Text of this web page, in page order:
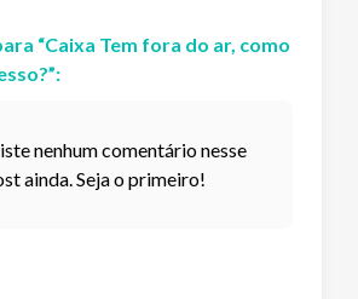
“Caixa Tem fora do ar, como
”:
nenhum comentário nesse
ainda. Seja o primeiro!